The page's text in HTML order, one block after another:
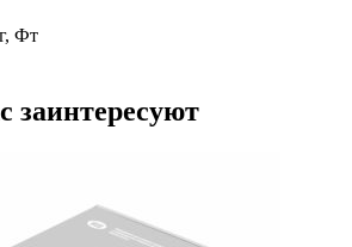
Фт
заинтересуют